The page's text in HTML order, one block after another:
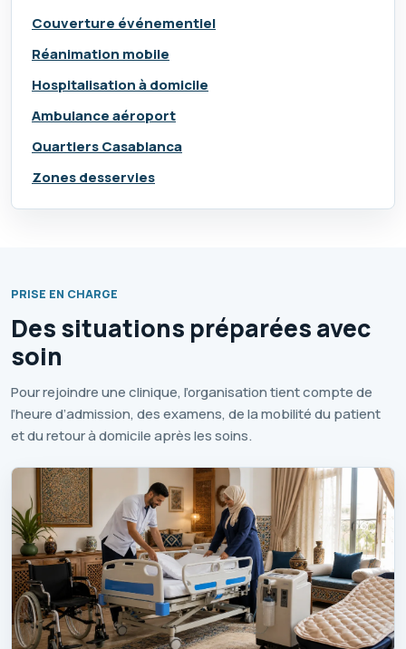
Couverture événementiel
Réanimation mobile
Hospitalisation à domicile
Ambulance aéroport
Quartiers Casablanca
Zones desservies
PRISE EN CHARGE
Des situations préparées avec
soin
Pour rejoindre une clinique, l’organisation tient compte de
l’heure d’admission, des examens, de la mobilité du patient
et du retour à domicile après les soins.